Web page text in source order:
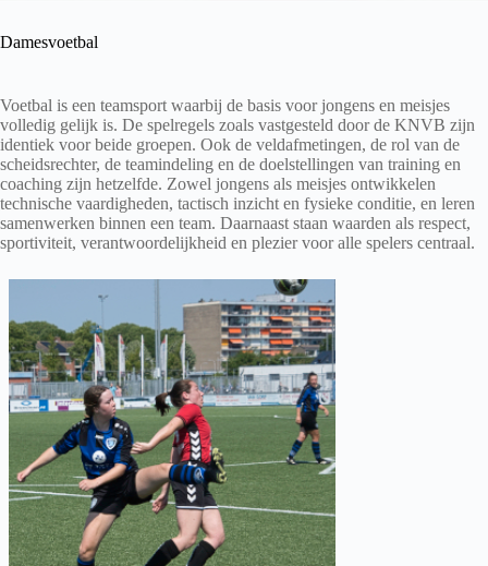
Damesvoetbal
Voetbal is een teamsport waarbij de basis voor jongens en meisjes
volledig gelijk is. De spelregels zoals vastgesteld door de KNVB zijn
identiek voor beide groepen. Ook de veldafmetingen, de rol van de
scheidsrechter, de teamindeling en de doelstellingen van training en
coaching zijn hetzelfde. Zowel jongens als meisjes ontwikkelen
technische vaardigheden, tactisch inzicht en fysieke conditie, en leren
samenwerken binnen een team. Daarnaast staan waarden als respect,
sportiviteit, verantwoordelijkheid en plezier voor alle spelers centraal.